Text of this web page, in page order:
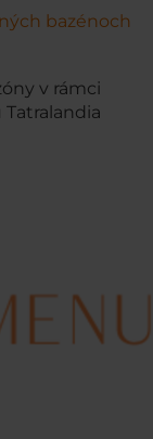
bazénoch
v rámci